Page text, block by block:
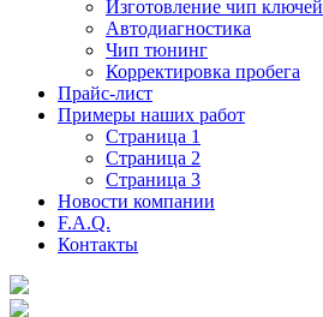
Изготовление чип ключей
Автодиагностика
Чип тюнинг
Корректировка пробега
Прайс-лист
Примеры наших работ
Страница 1
Страница 2
Страница 3
Новости компании
F.A.Q.
Контакты